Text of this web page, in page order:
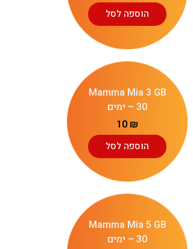
הוספה לסל
Mamma Mia 3 GB
– 30 ימים
10 ₪
הוספה לסל
Mamma Mia 5 GB
– 30 ימים